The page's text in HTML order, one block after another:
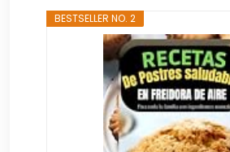
BESTSELLER NO. 2